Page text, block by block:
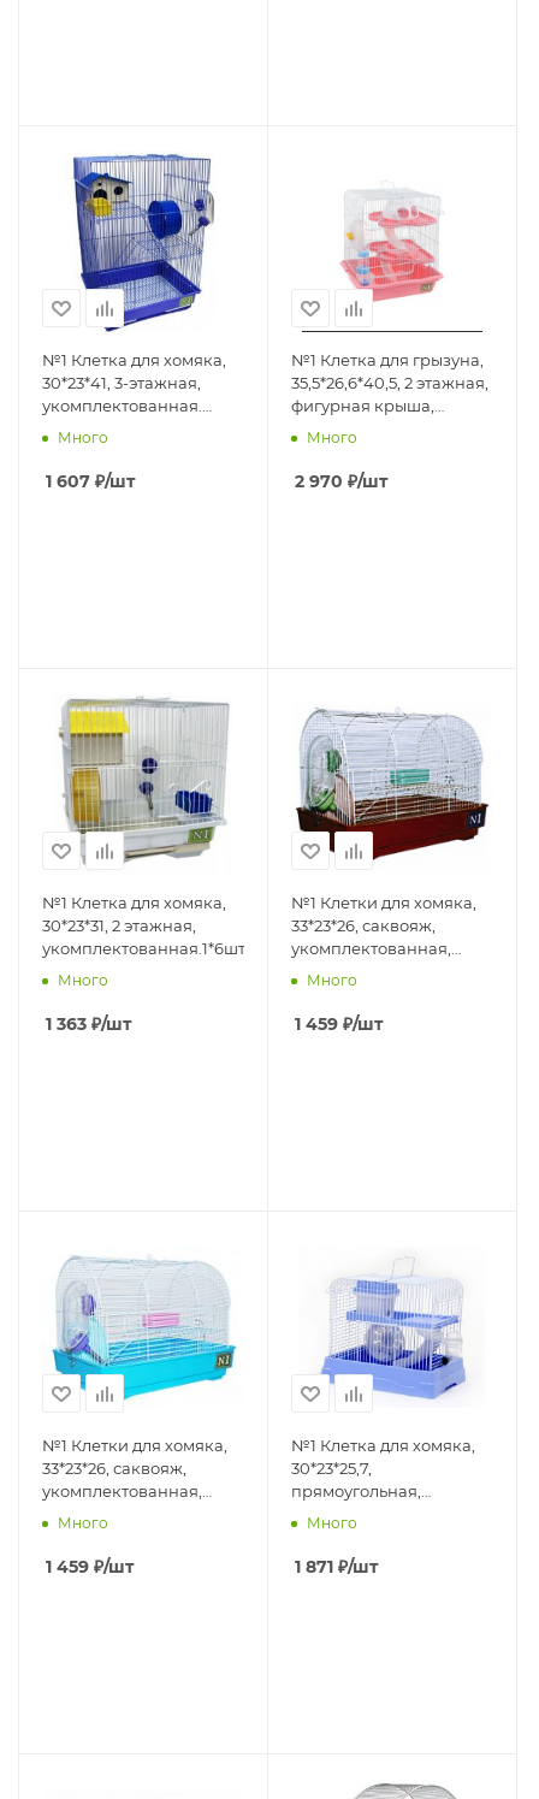
№1 Клетка для хомяка,
30*23*41, 3-этажная,
укомплектованная.
1*6шт
Много
1 607 ₽/шт
№1 Клетка для грызуна,
35,5*26,6*40,5, 2 этажная,
фигурная крыша,
розовая, 1*10
Много
2 970 ₽/шт
№1 Клетка для хомяка,
30*23*31, 2 этажная,
укомплектованная.1*6шт
Много
1 363 ₽/шт
№1 Клетки для хомяка,
33*23*26, саквояж,
укомплектованная,
коричневая, 1*6
Много
1 459 ₽/шт
№1 Клетки для хомяка,
33*23*26, саквояж,
укомплектованная,
голубая, 1*6
Много
1 459 ₽/шт
№1 Клетка для хомяка,
30*23*25,7,
прямоугольная,
укомплектов, голубая (в
Много
1 871 ₽/шт